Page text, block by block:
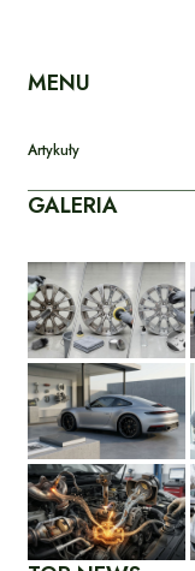
MENU
Artykuły
GALERIA